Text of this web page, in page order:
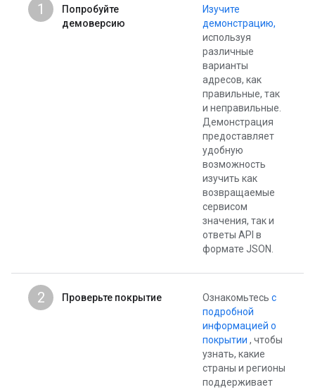
1
Попробуйте
демоверсию
Изучите
демонстрацию,
используя
различные
варианты
адресов, как
правильные, так
и неправильные.
Демонстрация
предоставляет
удобную
возможность
изучить как
возвращаемые
сервисом
значения, так и
ответы API в
формате JSON.
2 Проверьте покрытие Ознакомьтесь с
подробной
информацией о
покрытии , чтобы
узнать, какие
страны и регионы
поддерживает